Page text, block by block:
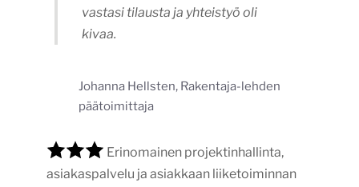
vastasi tilausta ja yhteistyö oli
kivaa.
Johanna Hellsten, Rakentaja-lehden
päätoimittaja
Erinomainen projektinhallinta,
asiakaspalvelu ja asiakkaan liiketoiminnan